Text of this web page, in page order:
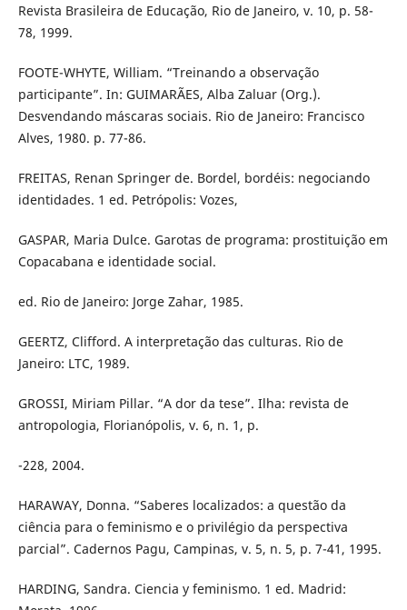
Revista Brasileira de Educação, Rio de Janeiro, v. 10, p. 58-
78, 1999.
FOOTE-WHYTE, William. “Treinando a observação
participante”. In: GUIMARÃES, Alba Zaluar (Org.).
Desvendando máscaras sociais. Rio de Janeiro: Francisco
Alves, 1980. p. 77-86.
FREITAS, Renan Springer de. Bordel, bordéis: negociando
identidades. 1 ed. Petrópolis: Vozes,
GASPAR, Maria Dulce. Garotas de programa: prostituição em
Copacabana e identidade social.
ed. Rio de Janeiro: Jorge Zahar, 1985.
GEERTZ, Clifford. A interpretação das culturas. Rio de
Janeiro: LTC, 1989.
GROSSI, Miriam Pillar. “A dor da tese”. Ilha: revista de
antropologia, Florianópolis, v. 6, n. 1, p.
-228, 2004.
HARAWAY, Donna. “Saberes localizados: a questão da
ciência para o feminismo e o privilégio da perspectiva
parcial”. Cadernos Pagu, Campinas, v. 5, n. 5, p. 7-41, 1995.
HARDING, Sandra. Ciencia y feminismo. 1 ed. Madrid: